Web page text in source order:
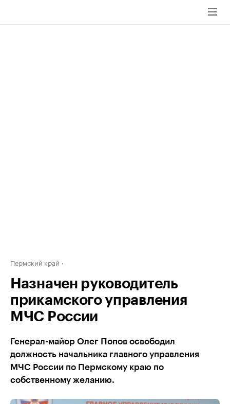
Пермский край
Назначен руководитель
прикамского управления
МЧС России
Генерал-майор Олег Попов освободил
должность начальника главного управления
МЧС России по Пермскому краю по
собственному желанию.